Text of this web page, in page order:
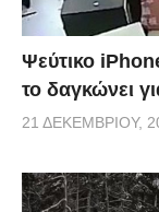
Ψεύτικο
το δαγκώνει
21 ΔΕΚΕΜΒΡΊΟΥ,